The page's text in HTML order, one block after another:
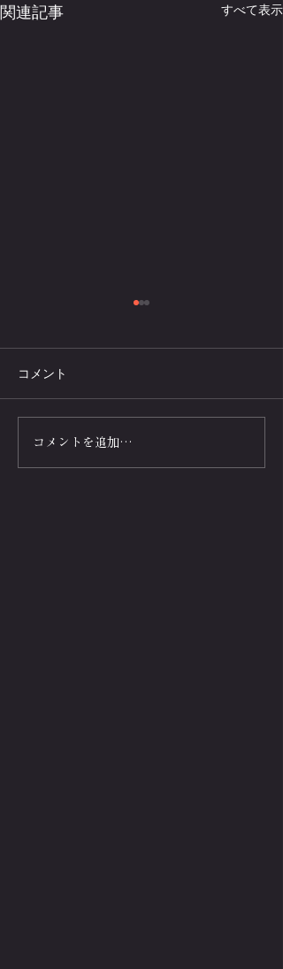
関連記事 すべて表示
腕立て伏せニュースQ&Aク
イズ❶腕立て100回の消費
コメント
コメントを追加…